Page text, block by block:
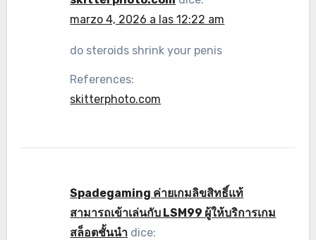
marzo 4, 2026 a las 12:22 am
do steroids shrink your penis
References:
skitterphoto.com
Spadegaming ค่ายเกมลิขสิทธิ์แท้
สามารถเข้าเล่นกับ LSM99 ผู้ให้บริการเกม
สล็อตชั้นนำ dice: